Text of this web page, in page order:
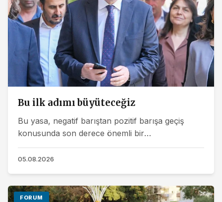
Bu ilk adımı büyüteceğiz
Bu yasa, negatif barıştan pozitif barışa geçiş
konusunda son derece önemli bir
evredir"Çerçeve yasa' teklifini imzalayan DEM
Parti Eşbaşkanı Tuncer...
05.08.2026
FORUM